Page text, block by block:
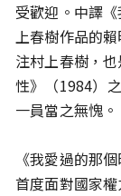
受歡迎。中譯
上春樹作品的
注村上春樹，
性》（1984）
一員當之無愧。
《我愛過的那
首度面對國家